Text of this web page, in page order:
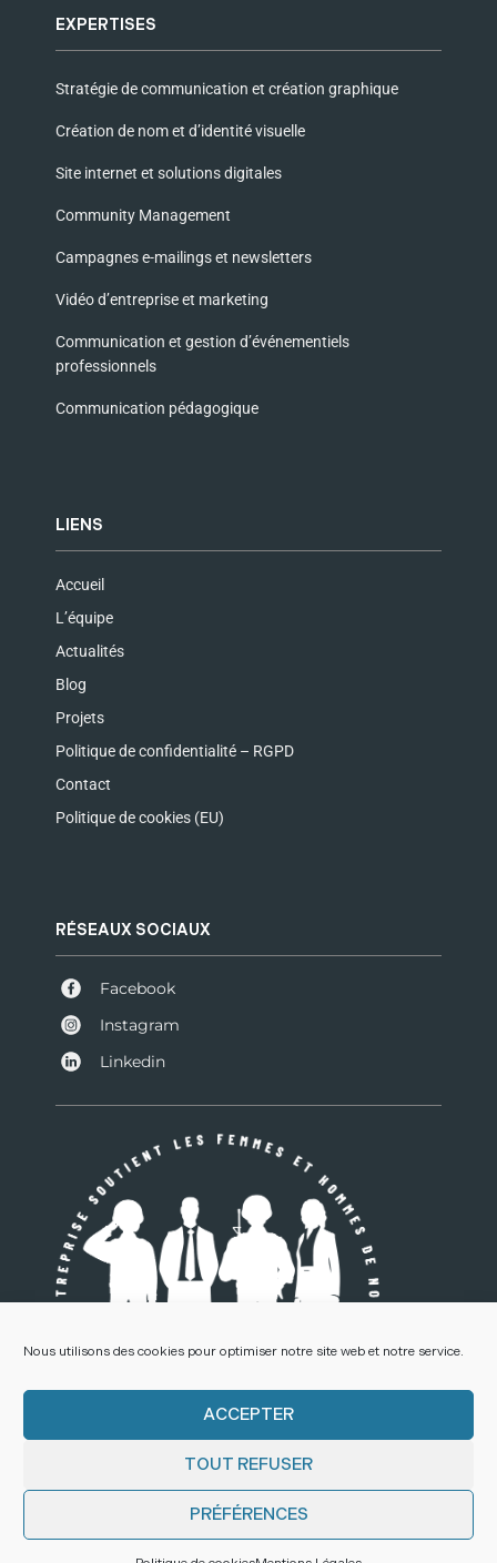
Nous utilisons des cookies pour optimiser notre site web et notre service.
ACCEPTER
TOUT REFUSER
PRÉFÉRENCES
EXPERTISES
Stratégie de communication et création graphique
Création de nom et d’identité visuelle
Site internet et solutions digitales
Community Management
Campagnes e-mailings et newsletters
Vidéo d’entreprise et marketing
Communication et gestion d’événementiels
professionnels
Communication pédagogique
LIENS
Accueil
L’équipe
Actualités
Blog
Projets
Politique de confidentialité – RGPD
Contact
Politique de cookies (EU)
RÉSEAUX SOCIAUX
Facebook
Instagram
Linkedin
© Déclic Communication 2022 – SARL au capital de 50 000 € – SIRET
: 338 307 390 00025
Déclic Communication